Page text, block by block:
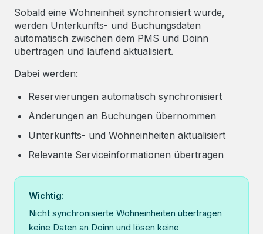
Sobald eine Wohneinheit synchronisiert wurde,
werden Unterkunfts- und Buchungsdaten
automatisch zwischen dem PMS und Doinn
übertragen und laufend aktualisiert.
Dabei werden:
Reservierungen automatisch synchronisiert
Änderungen an Buchungen übernommen
Unterkunfts- und Wohneinheiten aktualisiert
Relevante Serviceinformationen übertragen
Wichtig:
Nicht synchronisierte Wohneinheiten übertragen
keine Daten an Doinn und lösen keine